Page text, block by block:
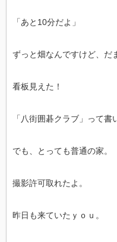
「あと10分だよ」
ずっと畑なんですけど、だ
看板見えた！
「八街囲碁クラブ」って書
でも、とっても普通の家。
撮影許可取れたよ。
昨日も来ていたｙｏｕ。